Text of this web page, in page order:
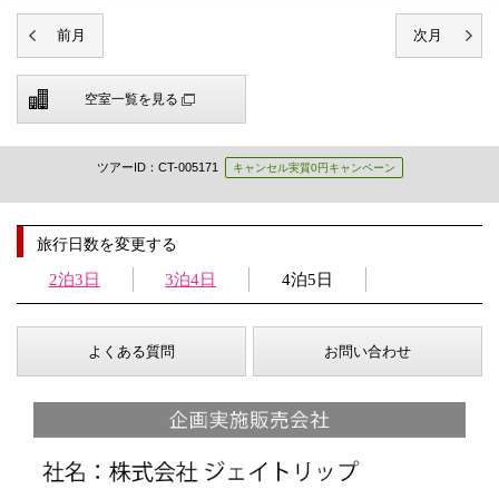
空室一覧を見る
ツアーID：CT-005171 キャンセル実質0円キャンペーン
旅行日数を変更する
2泊3日 3泊4日 4泊5日
よくある質問 お問い合わせ